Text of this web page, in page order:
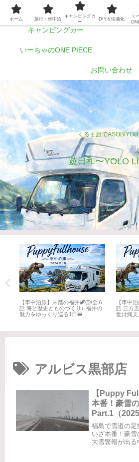
くるま旅で
遊日和〜YOLO
ホーム
キャンピングカー
いーちゃのONE PIECE
お問い合わせ
【車中泊旅】未踏の福井🦖⑤/全６
話 海と歴史とものづくり♪ 福井の
魅力をゆっくり巡る1日🚐
【車中
話 三方
世は縄
アルビス黒部店
【Puppy
本番！豪雪
Part.1（2025
福島で雪道の足
いざ本番！豪
大雪警報が出る
キャブコンに
出発しました
ホーム 旅行・車中泊
キャンピングカ
ー
DIY＆快適化
い